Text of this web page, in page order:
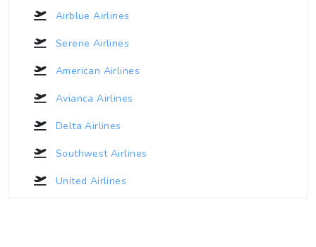
Airblue Airlines
Serene Airlines
American Airlines
Avianca Airlines
Delta Airlines
Southwest Airlines
United Airlines